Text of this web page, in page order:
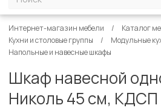
Интернет-магазин мебели
Каталог
Кухни и столовые группы
Модульные
Напольные и навесные шкафы
Шкаф навесной
Николь 45 см, КДСП